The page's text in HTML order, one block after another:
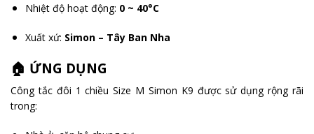
Nhiệt độ hoạt động: 0 ~ 40°C
Xuất xứ: Simon – Tây Ban Nha
🏠 ỨNG DỤNG
Công tắc đôi 1 chiều Size M Simon K9 được sử dụng rộng rãi
trong: